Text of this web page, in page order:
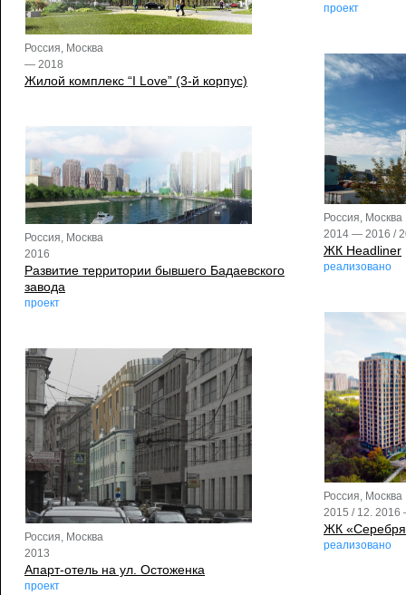
Россия, Москва
— 2018
Жилой комплекс “I Love” (3-й корпус)
проект
Россия, Москва
2014 — 2016 /
ЖК Headliner
реализовано
Россия, Москва
2016
Развитие территории бывшего Бадаевского
завода
проект
Россия, Москва
2015 / 12.
ЖК
реализовано
Россия, Москва
2013
Апарт-отель на ул. Остоженка
проект